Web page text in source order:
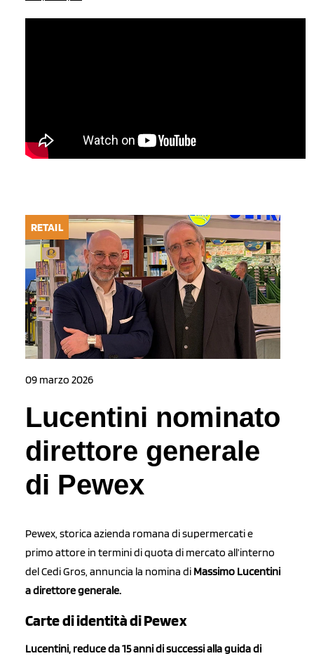
RETAIL
09 marzo 2026
Lucentini nominato
direttore generale
di Pewex
Pewex, storica azienda romana di supermercati e
primo attore in termini di quota di mercato all’interno
del Cedi Gros, annuncia la nomina di Massimo Lucentini
a direttore generale.
Carte di identità di Pewex
Lucentini, reduce da 15 anni di successi alla guida di